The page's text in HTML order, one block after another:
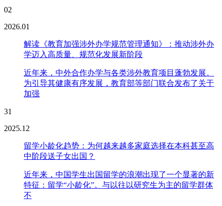
02
2026.01
解读《教育加强涉外办学规范管理通知》：推动涉外办
学迈入高质量、规范化发展新阶段
近年来，中外合作办学与各类涉外教育项目蓬勃发展。
为引导其健康有序发展，教育部等部门联合发布了关于
加强
31
2025.12
留学小龄化趋势：为何越来越多家庭选择在本科甚至高
中阶段送子女出国？
近年来，中国学生出国留学的浪潮出现了一个显著的新
特征：留学“小龄化”。与以往以研究生为主的留学群体
不